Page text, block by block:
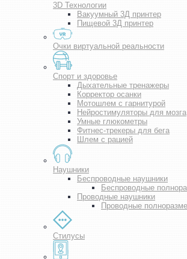
3D Технологии
Вакуумный 3Д принтер
Пищевой 3Д принтер
Очки виртуальной реальности
Спорт и здоровье
Дыхательные тренажеры
Корректор осанки
Мотошлем с гарнитурой
Нейростимуляторы для мозга
Умные глюкометры
Фитнес-трекеры для бега
Шлем с рацией
Наушники
Беспроводные наушники
Беспроводные
Проводные наушники
Проводные
Стилусы